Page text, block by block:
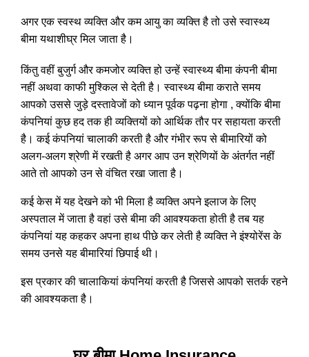
अगर एक स्वस्थ व्यक्ति और कम आयु का व्यक्ति है तो उसे स्वास्थ्य
बीमा यथाशीघ्र मिल जाता है।
किंतु वहीं बुजुर्ग और कमजोर व्यक्ति हो उन्हें स्वास्थ्य बीमा कंपनी बीमा
नहीं अथवा काफी मुश्किल से देती है। स्वास्थ्य बीमा कराते समय
आपको उससे जुड़े दस्तावेजों को ध्यान पूर्वक पढ़ना होगा , क्योंकि बीमा
कंपनियां कुछ हद तक ही व्यक्तियों को आर्थिक तौर पर सहायता करती
है। कई कंपनियां चालाकी करती है और गंभीर रूप से बीमारियों को
अलग-अलग श्रेणी में रखती है अगर आप उन श्रेणियों के अंतर्गत नहीं
आते तो आपको उन से वंचित रखा जाता है।
कई केस में यह देखने को भी मिला है व्यक्ति अपने इलाज के लिए
अस्पताल में जाता है वहां उसे बीमा की आवश्यकता होती है तब यह
कंपनियां यह कहकर अपना हाथ पीछे कर लेती है व्यक्ति ने इंश्योरेंस के
समय उनसे यह बीमारियां छिपाई थी।
इस प्रकार की चालाकियां कंपनियां करती है जिससे आपको सतर्क रहने
की आवश्यकता है।